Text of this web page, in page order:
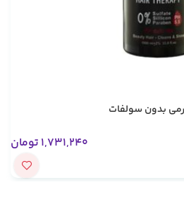
بدون سولفات
1,731,240 تومان